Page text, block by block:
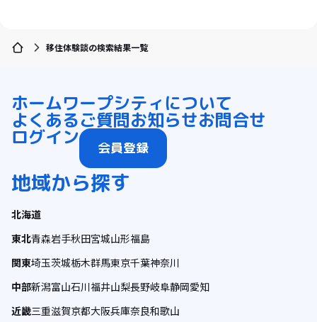
移住体験談の検索結果一覧
ホームワープシティについて
よくあるご質問お知らせお問合せ
ログイン 会員登録
地域から探す
北海道
東北青森岩手秋田宮城山形福島
関東埼玉茨城栃木群馬東京千葉神奈川
中部新潟富山石川福井山梨長野岐阜静岡愛知
近畿三重滋賀京都大阪兵庫奈良和歌山